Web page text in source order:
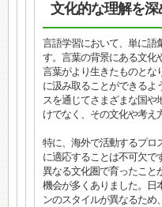
文化的な理解を深
言語学習において、単に語
す。言葉の背景にある文化
言葉がより生きたものとな
に汲み取ることができるよ
スを通じてさまざまな国や
けでなく、その文化や考え
特に、海外で活動するプロ
に適応することは不可欠で
異なる文化圏で育ったこと
機会が多くありました。日
ンのスタイルが異なるため